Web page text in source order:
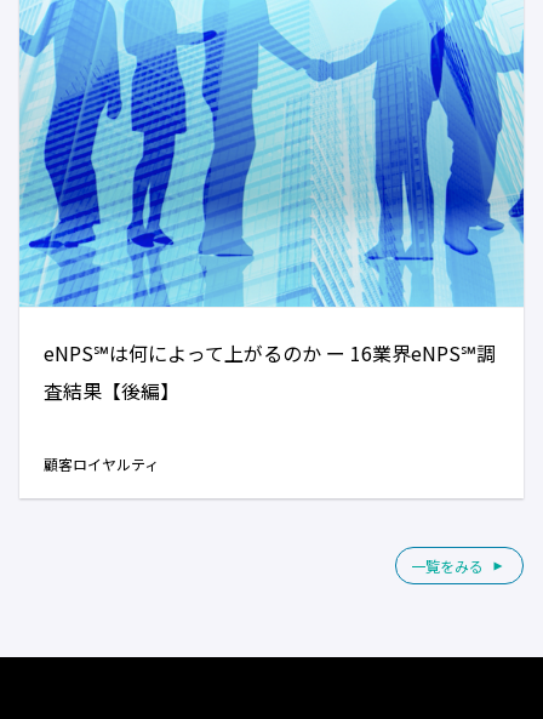
eNPS℠は何によって上がるのか ー 16業界eNPS℠調
査結果【後編】
顧客ロイヤルティ
一覧をみる